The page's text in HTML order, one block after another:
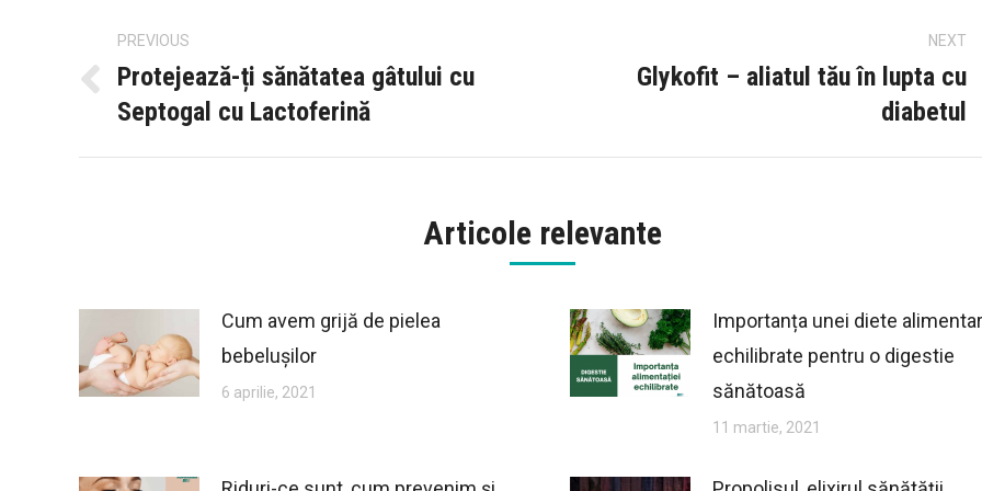
Post
navigation
PREVIOUS
Previous
post:
Protejează-ți sănătatea gâtului cu
Septogal cu Lactoferină
NEXT
Glykofit – aliatul tău în lupta cu
diabetul
Articole relevante
Cum avem grijă de pielea
bebelușilor
6 aprilie, 2021
Importanța unei diete
echilibrate pentru o digestie
sănătoasă
11 martie, 2021